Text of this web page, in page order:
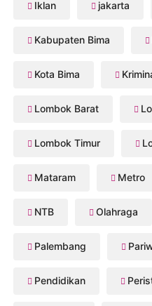
Iklan jakarta
Kabupaten Bima
Kota Bima
Lombok Barat
Lombok Timur
Mataram Metro
NTB Olahraga
Palembang
Pendidikan